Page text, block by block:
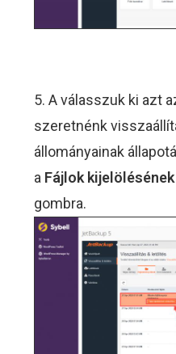
5. A válasszuk ki azt
szeretnénk
állományainak
a Fájlok
gombra.